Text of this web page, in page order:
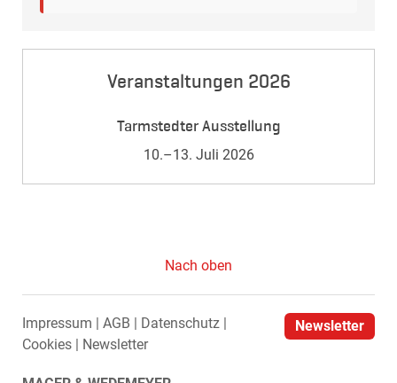
Veranstaltungen 2026
Tarmstedter Ausstellung
10.–13. Juli 2026
Nach oben
Impressum AGB
Datenschutz
Cookies
Newsletter
Newsletter